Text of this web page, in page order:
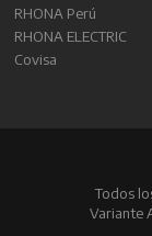
RHONA Perú
RHONA ELECTRIC
Covisa
Todos
Variante